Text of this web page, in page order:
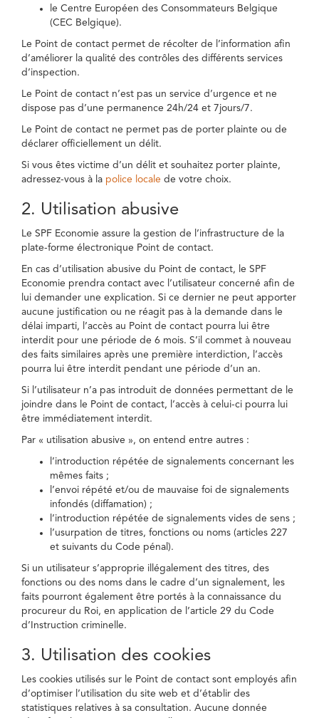
le Centre Européen des Consommateurs Belgique
(CEC Belgique).
Le Point de contact permet de récolter de l’information afin
d’améliorer la qualité des contrôles des différents services
d’inspection.
Le Point de contact n’est pas un service d’urgence et ne
dispose pas d’une permanence 24h/24 et 7jours/7.
Le Point de contact ne permet pas de porter plainte ou de
déclarer officiellement un délit.
Si vous êtes victime d’un délit et souhaitez porter plainte,
adressez-vous à la police locale de votre choix.
2. Utilisation abusive
Le SPF Economie assure la gestion de l’infrastructure de la
plate-forme électronique Point de contact.
En cas d’utilisation abusive du Point de contact, le SPF
Economie prendra contact avec l’utilisateur concerné afin de
lui demander une explication. Si ce dernier ne peut apporter
aucune justification ou ne réagit pas à la demande dans le
délai imparti, l’accès au Point de contact pourra lui être
interdit pour une période de 6 mois. S’il commet à nouveau
des faits similaires après une première interdiction, l’accès
pourra lui être interdit pendant une période d’un an.
Si l’utilisateur n’a pas introduit de données permettant de le
joindre dans le Point de contact, l’accès à celui-ci pourra lui
être immédiatement interdit.
Par « utilisation abusive », on entend entre autres :
l’introduction répétée de signalements concernant les
mêmes faits ;
l’envoi répété et/ou de mauvaise foi de signalements
infondés (diffamation) ;
l’introduction répétée de signalements vides de sens ;
l’usurpation de titres, fonctions ou noms (articles 227
et suivants du Code pénal).
Si un utilisateur s’approprie illégalement des titres, des
fonctions ou des noms dans le cadre d’un signalement, les
faits pourront également être portés à la connaissance du
procureur du Roi, en application de l’article 29 du Code
d’Instruction criminelle.
3. Utilisation des cookies
Les cookies utilisés sur le Point de contact sont employés afin
d’optimiser l’utilisation du site web et d’établir des
statistiques relatives à sa consultation. Aucune donnée